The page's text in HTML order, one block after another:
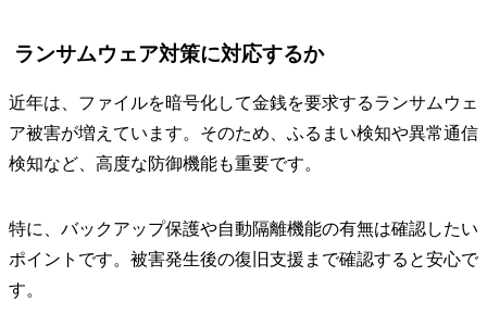
ランサムウェア対策に対応するか
近年は、ファイルを暗号化して金銭を要求するランサムウェ
ア被害が増えています。そのため、ふるまい検知や異常通信
検知など、高度な防御機能も重要です。
特に、バックアップ保護や自動隔離機能の有無は確認したい
ポイントです。被害発生後の復旧支援まで確認すると安心で
す。